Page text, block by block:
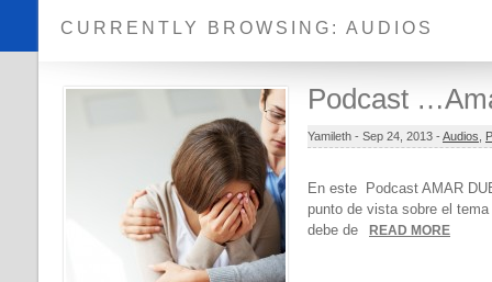
CURRENTLY BROWSING: AUDIOS
Podcast
Yamileth - Sep 24, 2013 - Audios
En este Podcast AMAR
punto de vista sobre el
debe de
READ MORE